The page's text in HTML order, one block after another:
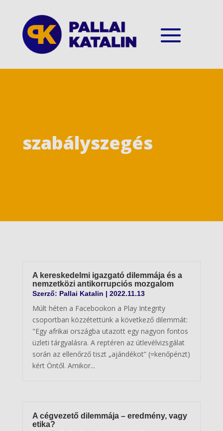
szabályszegés
A kereskedelmi igazgató dilemmája és a
nemzetközi antikorrupciós mozgalom
Szerző: Pallai Katalin | 2022.11.13
Múlt héten a Facebookon a Play Integrity
csoportban közzétettünk a következő dilemmát:
"Egy afrikai országba utazott egy nagyon fontos
üzleti tárgyalásra. A reptéren az útlevélvizsgálat
során az ellenőrző tiszt „ajándékot” (=kenőpénzt)
kért Öntől. Amikor...
A cégvezető dilemmája – eredmény, vagy
etika?